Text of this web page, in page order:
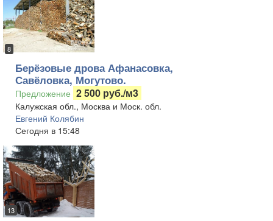
8
Берёзовые дрова Афанасовка,
Савёловка, Могутово.
Предложение 2 500 руб./м3
Калужская обл., Москва и Моск. обл.
Евгений Колябин
Сегодня в 15:48
13